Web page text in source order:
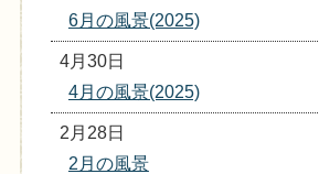
6月の風景(2025)
4月30日
4月の風景(2025)
2月28日
2月の風景